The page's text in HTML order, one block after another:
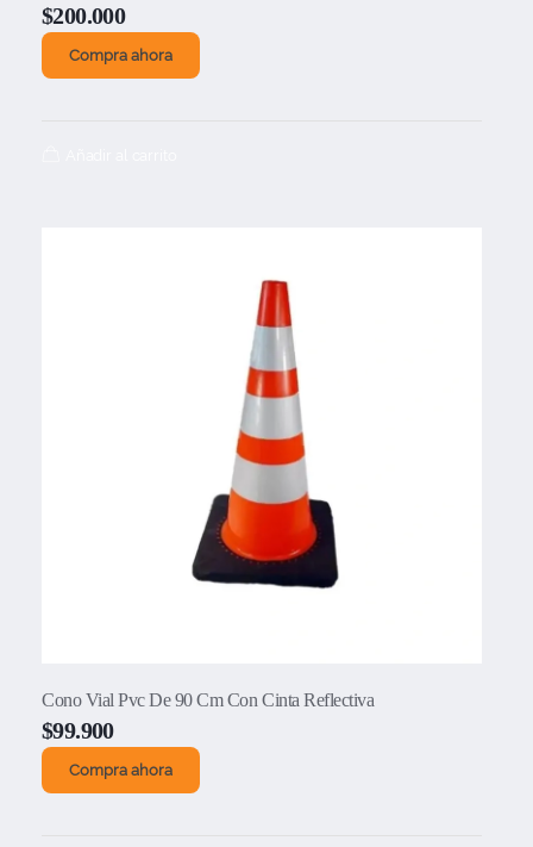
$200.000
Compra ahora
Cono Vial Pvc De 90 Cm Con Cinta Reflectiva
$99.900
Compra ahora